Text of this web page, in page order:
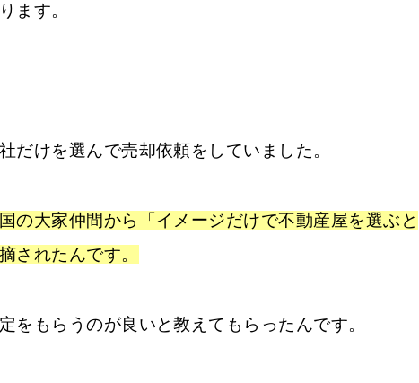
ます。
だけを選んで売却依頼をしていました。
の大家仲間から「イメージだけで不動産屋を選ぶと
されたんです。
をもらうのが良いと教えてもらったんです。